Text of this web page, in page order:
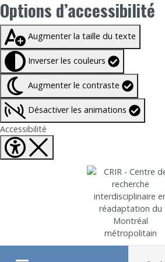
Options d’accessibilité
Taille du texte à100%
Augmenter la taille du texte
Inverser les couleurs
Augmenter le contraste
Désactiver les animations
Accessibilité
Aller directement au contenu